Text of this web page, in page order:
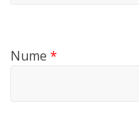
Nume*